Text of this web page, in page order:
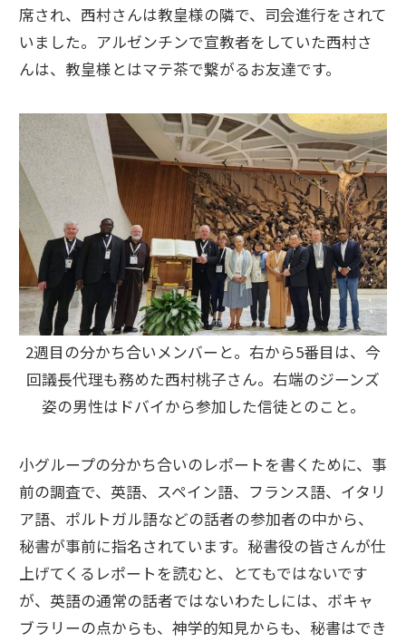
席され、西村さんは教皇様の隣で、司会進行をされて
いました。アルゼンチンで宣教者をしていた西村さ
んは、教皇様とはマテ茶で繋がるお友達です。
2週目の分かち合いメンバーと。右から5番目は、今
回議長代理も務めた西村桃子さん。右端のジーンズ
姿の男性はドバイから参加した信徒とのこと。
小グループの分かち合いのレポートを書くために、事
前の調査で、英語、スペイン語、フランス語、イタリ
ア語、ポルトガル語などの話者の参加者の中から、
秘書が事前に指名されています。秘書役の皆さんが仕
上げてくるレポートを読むと、とてもではないです
が、英語の通常の話者ではないわたしには、ボキャ
ブラリーの点からも、神学的知見からも、秘書はでき